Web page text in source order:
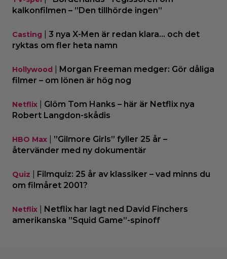
kalkonfilmen – ”Den tillhörde ingen”
Casting
3 nya X-Men är redan klara… och det
ryktas om fler heta namn
Hollywood
Morgan Freeman medger: Gör dåliga
filmer – om lönen är hög nog
Netflix
Glöm Tom Hanks – här är Netflix nya
Robert Langdon-skådis
HBO Max
”Gilmore Girls” fyller 25 år –
återvänder med ny dokumentär
Quiz
Filmquiz: 25 år av klassiker – vad minns du
om filmåret 2001?
Netflix
Netflix har lagt ned David Finchers
amerikanska ”Squid Game”-spinoff